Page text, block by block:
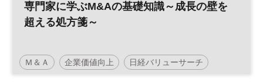
専門家に学ぶM&Aの基礎知識～成長の壁を
超える処方箋～
Ｍ＆Ａ 企業価値向上 日経バリューサーチ